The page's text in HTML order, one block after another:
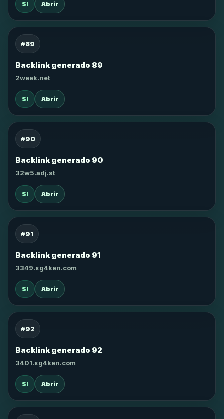
SI Abrir
#89
Backlink generado 89
2week.net
SI Abrir
#90
Backlink generado 90
32w5.adj.st
SI Abrir
#91
Backlink generado 91
3349.xg4ken.com
SI Abrir
#92
Backlink generado 92
3401.xg4ken.com
SI Abrir